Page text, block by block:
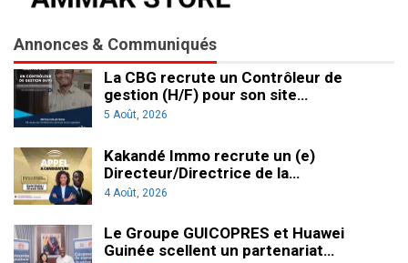
Annonces & Communiqués
La CBG recrute un Contrôleur de
gestion (H/F) pour son site…
5 Août, 2026
Kakandé Immo recrute un (e)
Directeur/Directrice de la…
4 Août, 2026
Le Groupe GUICOPRES et Huawei
Guinée scellent un partenariat…